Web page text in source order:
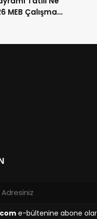
MEB Çalışma
e-bültenine abone